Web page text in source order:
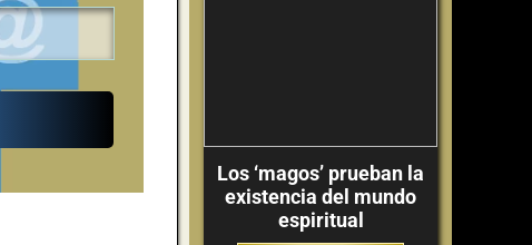
Los ‘magos’ prueban la
existencia del mundo
espiritual